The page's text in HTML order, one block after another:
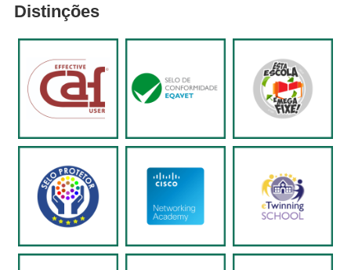
Distinções